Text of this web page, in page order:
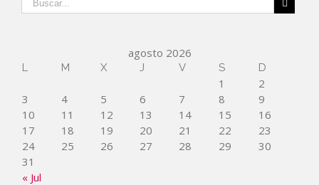
agosto 2026
L M X J V S D
« Jul
1
2
3
4 5 6 7 8
9
10
11 12 13 14 15
16
17
18 19 20 21 22
23
24
25 26 27 28 29
30
31